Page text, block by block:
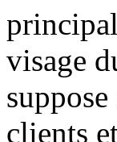
visage
clients